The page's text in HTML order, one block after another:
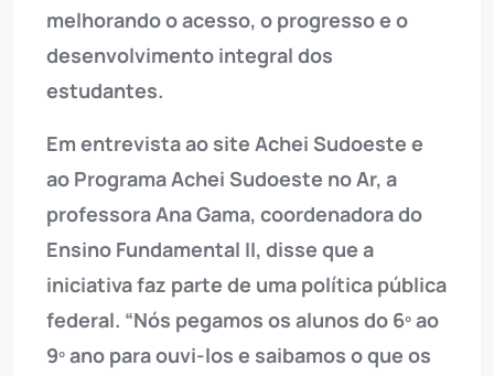
melhorando o acesso, o progresso e o
desenvolvimento integral dos
estudantes.
Em entrevista ao site Achei Sudoeste e
ao Programa Achei Sudoeste no Ar, a
professora Ana Gama, coordenadora do
Ensino Fundamental II, disse que a
iniciativa faz parte de uma política pública
federal. “Nós pegamos os alunos do 6º ao
9º ano para ouvi-los e saibamos o que os